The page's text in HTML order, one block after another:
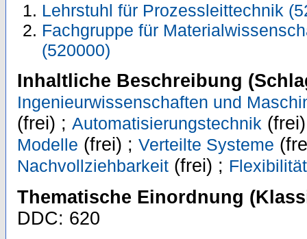
Lehrstuhl für Prozessleittechnik
Fachgruppe für
(520000)
Inhaltliche Beschreibung
Ingenieurwissenschaften und
(frei) ; Automatisierungstechnik
Modelle (frei) ; Verteilte Systeme
Nachvollziehbarkeit (frei) ; Flexibilität
Thematische Einordnung
DDC: 620